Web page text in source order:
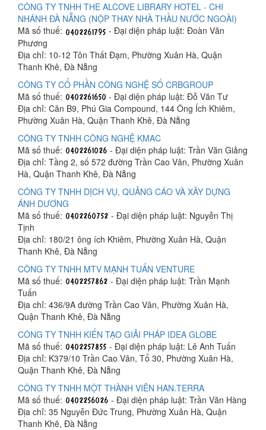
CÔNG TY TNHH THE ALCOVE LIBRARY HOTEL - CHI
NHÁNH ĐÀ NẴNG (NỘP THAY NHÀ THẦU NƯỚC NGOÀI)
Mã số thuế:
- Đại diện pháp luật: Đoàn Văn
Phương
Địa chỉ: 10-12 Tôn Thất Đạm, Phường Xuân Hà, Quận
Thanh Khê, Đà Nẵng
CÔNG TY CỔ PHẦN CÔNG NGHỆ SỐ CRBGROUP
Mã số thuế:
- Đại diện pháp luật: Đỗ Văn Tư
Địa chỉ: Căn B9, Phú Gia Compound, 144 Ông Ích Khiêm,
Phường Xuân Hà, Quận Thanh Khê, Đà Nẵng
CÔNG TY TNHH CÔNG NGHỆ KMAC
Mã số thuế:
- Đại diện pháp luật: Trần Văn Giảng
Địa chỉ: Tầng 2, số 572 đường Trần Cao Vân, Phường Xuân
Hà, Quận Thanh Khê, Đà Nẵng
CÔNG TY TNHH DỊCH VỤ, QUẢNG CÁO VÀ XÂY DỰNG
ÁNH DƯƠNG
Mã số thuế:
- Đại diện pháp luật: Nguyễn Thị
Tịnh
Địa chỉ: 180/21 ông ích Khiêm, Phường Xuân Hà, Quận
Thanh Khê, Đà Nẵng
CÔNG TY TNHH MTV MẠNH TUẤN VENTURE
Mã số thuế:
- Đại diện pháp luật: Trần Mạnh
Tuấn
Địa chỉ: 436/9A đường Trần Cao Vân, Phường Xuân Hà,
Quận Thanh Khê, Đà Nẵng
CÔNG TY TNHH KIẾN TẠO GIẢI PHÁP IDEA GLOBE
Mã số thuế:
- Đại diện pháp luật: Lê Anh Tuấn
Địa chỉ: K379/10 Trần Cao Vân, Tổ 30, Phường Xuân Hà,
Quận Thanh Khê, Đà Nẵng
CÔNG TY TNHH MỘT THÀNH VIÊN HAN.TERRA
Mã số thuế:
- Đại diện pháp luật: Trần Văn Hàng
Địa chỉ: 35 Nguyễn Đức Trung, Phường Xuân Hà, Quận
Thanh Khê, Đà Nẵng